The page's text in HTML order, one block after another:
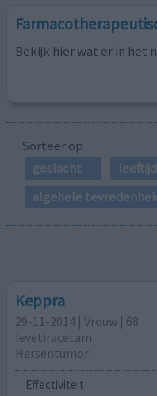
Bekijk hier wat er in het
Sorteer op
geslacht
leeftijd
algehele
Keppra
29-11-2014 | Vrouw | 68
levetiracetam
Hersentumor
Effectiviteit